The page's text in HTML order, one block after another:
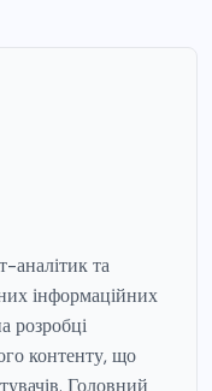
аналітик та
інформаційних
розробці
контенту, що
Головний